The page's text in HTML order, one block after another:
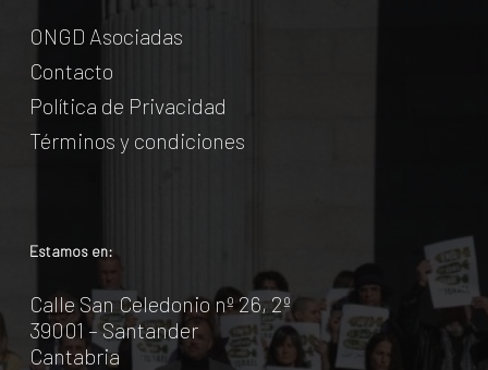
ONGD Asociadas
Contacto
Política de Privacidad
Términos y condiciones
Estamos en:
Calle San Celedonio nº 26, 2º
39001 – Santander
Cantabria